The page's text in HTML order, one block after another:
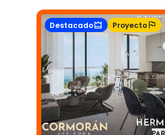
Destacado Proyecto